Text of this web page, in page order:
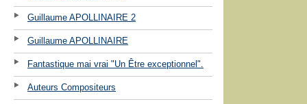
Guillaume APOLLINAIRE 2
Guillaume APOLLINAIRE
Fantastique mai vrai "Un Être exceptionnel".
Auteurs Compositeurs